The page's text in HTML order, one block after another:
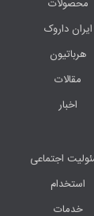
محصولات
ایران داروک
هرباتیون
مقالات
اخبار
اجتماعی
استخدام
خدمات